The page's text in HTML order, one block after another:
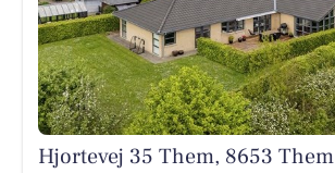
Hjortevej 35 Them, 8653 Them